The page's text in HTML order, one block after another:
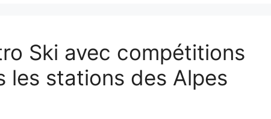
Ski avec compétitions
les stations des Alpes